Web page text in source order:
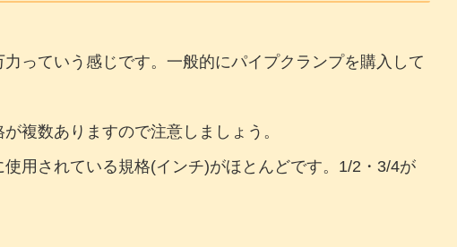
っていう感じです。一般的にパイプクランプを購入して
複数ありますので注意しましょう。
用されている規格(インチ)がほとんどです。1/2・3/4が